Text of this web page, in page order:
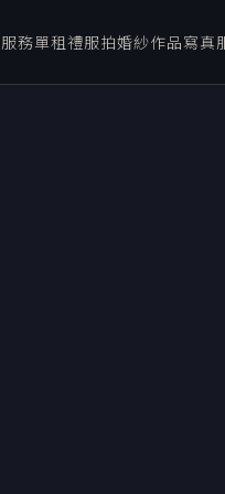
務單租禮服拍婚紗作品寫真